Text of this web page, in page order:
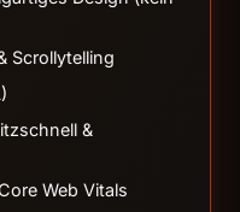
Scrollytelling
&
Web Vitals